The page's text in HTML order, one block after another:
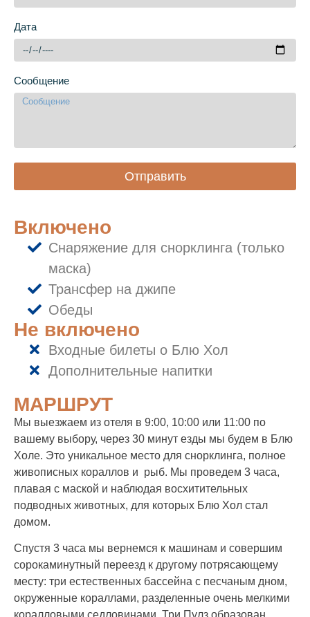
Дата
Сообщение
Отправить
Включено
Снаряжение для снорклинга (только
маска)
Трансфер на джипе
Обеды
Не включено
Входные билеты o Блю Хол
Дополнительные напитки
МАРШРУТ
Мы выезжаем из отеля в 9:00, 10:00 или 11:00 по
вашему выбору, через 30 минут езды мы будем в Блю
Холе. Это уникальное место для снорклинга, полное
живописных кораллов и рыб. Мы проведем 3 часа,
плавая с маской и наблюдая восхитительных
подводных животных, для которых Блю Хол стал
домом.
Спустя 3 часа мы вернемся к машинам и совершим
сорокаминутный переезд к другому потрясающему
месту: три естественных бассейна с песчаным дном,
окруженные кораллами, разделенные очень мелкими